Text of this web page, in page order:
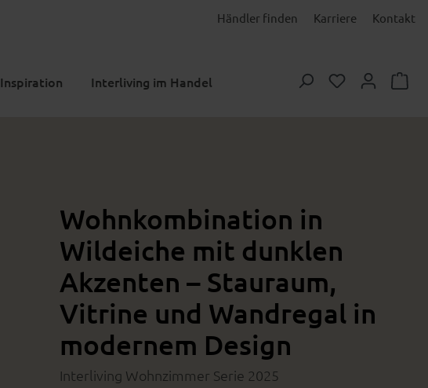
Händler finden Karriere Kontakt
Inspiration Interliving im Handel Du hast 0
Wohnkombination in
Wildeiche mit dunklen
Akzenten – Stauraum,
Vitrine und Wandregal in
modernem Design
Interliving Wohnzimmer Serie 2025